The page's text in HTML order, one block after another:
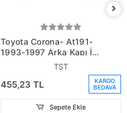
Toyota Corona- At191-
1993-1997 Arka Kapı İç
Açma Kolu L Siyah (Oem
TST
455,23 TL
KARGO
BEDAVA
Sepete Ekle